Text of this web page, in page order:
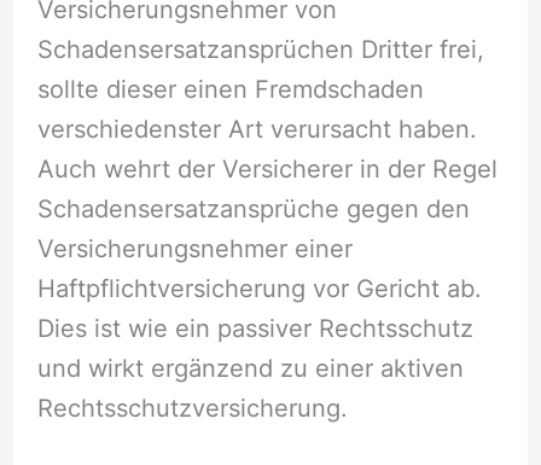
Versicherungsnehmer von
Schadensersatzansprüchen Dritter frei,
sollte dieser einen Fremdschaden
verschiedenster Art verursacht haben.
Auch wehrt der Versicherer in der Regel
Schadensersatzansprüche gegen den
Versicherungsnehmer einer
Haftpflichtversicherung vor Gericht ab.
Dies ist wie ein passiver Rechtsschutz
und wirkt ergänzend zu einer aktiven
Rechtsschutzversicherung.